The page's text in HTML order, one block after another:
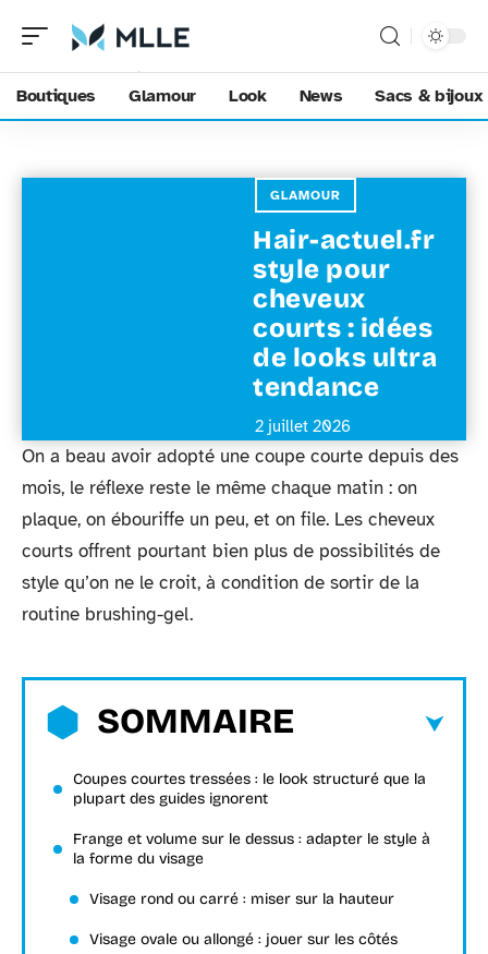
Boutiques Glamour Look News Sacs & bijoux
GLAMOUR
Hair-actuel.fr
style pour
cheveux
courts : idées
de looks ultra
tendance
2 juillet 2026
On a beau avoir adopté une coupe courte depuis des
mois, le réflexe reste le même chaque matin : on
plaque, on ébouriffe un peu, et on file. Les cheveux
courts offrent pourtant bien plus de possibilités de
style qu’on ne le croit, à condition de sortir de la
routine brushing-gel.
SOMMAIRE
Coupes courtes tressées : le look structuré que la
plupart des guides ignorent
Frange et volume sur le dessus : adapter le style à
la forme du visage
Visage rond ou carré : miser sur la hauteur
Visage ovale ou allongé : jouer sur les côtés